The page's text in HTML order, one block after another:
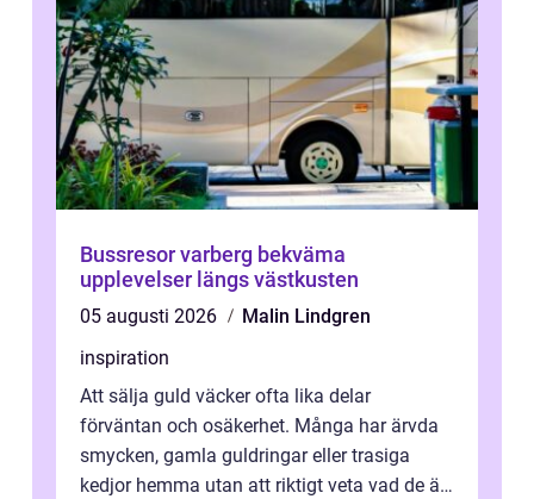
Bussresor varberg bekväma
upplevelser längs västkusten
05 augusti 2026
Malin Lindgren
inspiration
Att sälja guld väcker ofta lika delar
förväntan och osäkerhet. Många har ärvda
smycken, gamla guldringar eller trasiga
kedjor hemma utan att riktigt veta vad de är